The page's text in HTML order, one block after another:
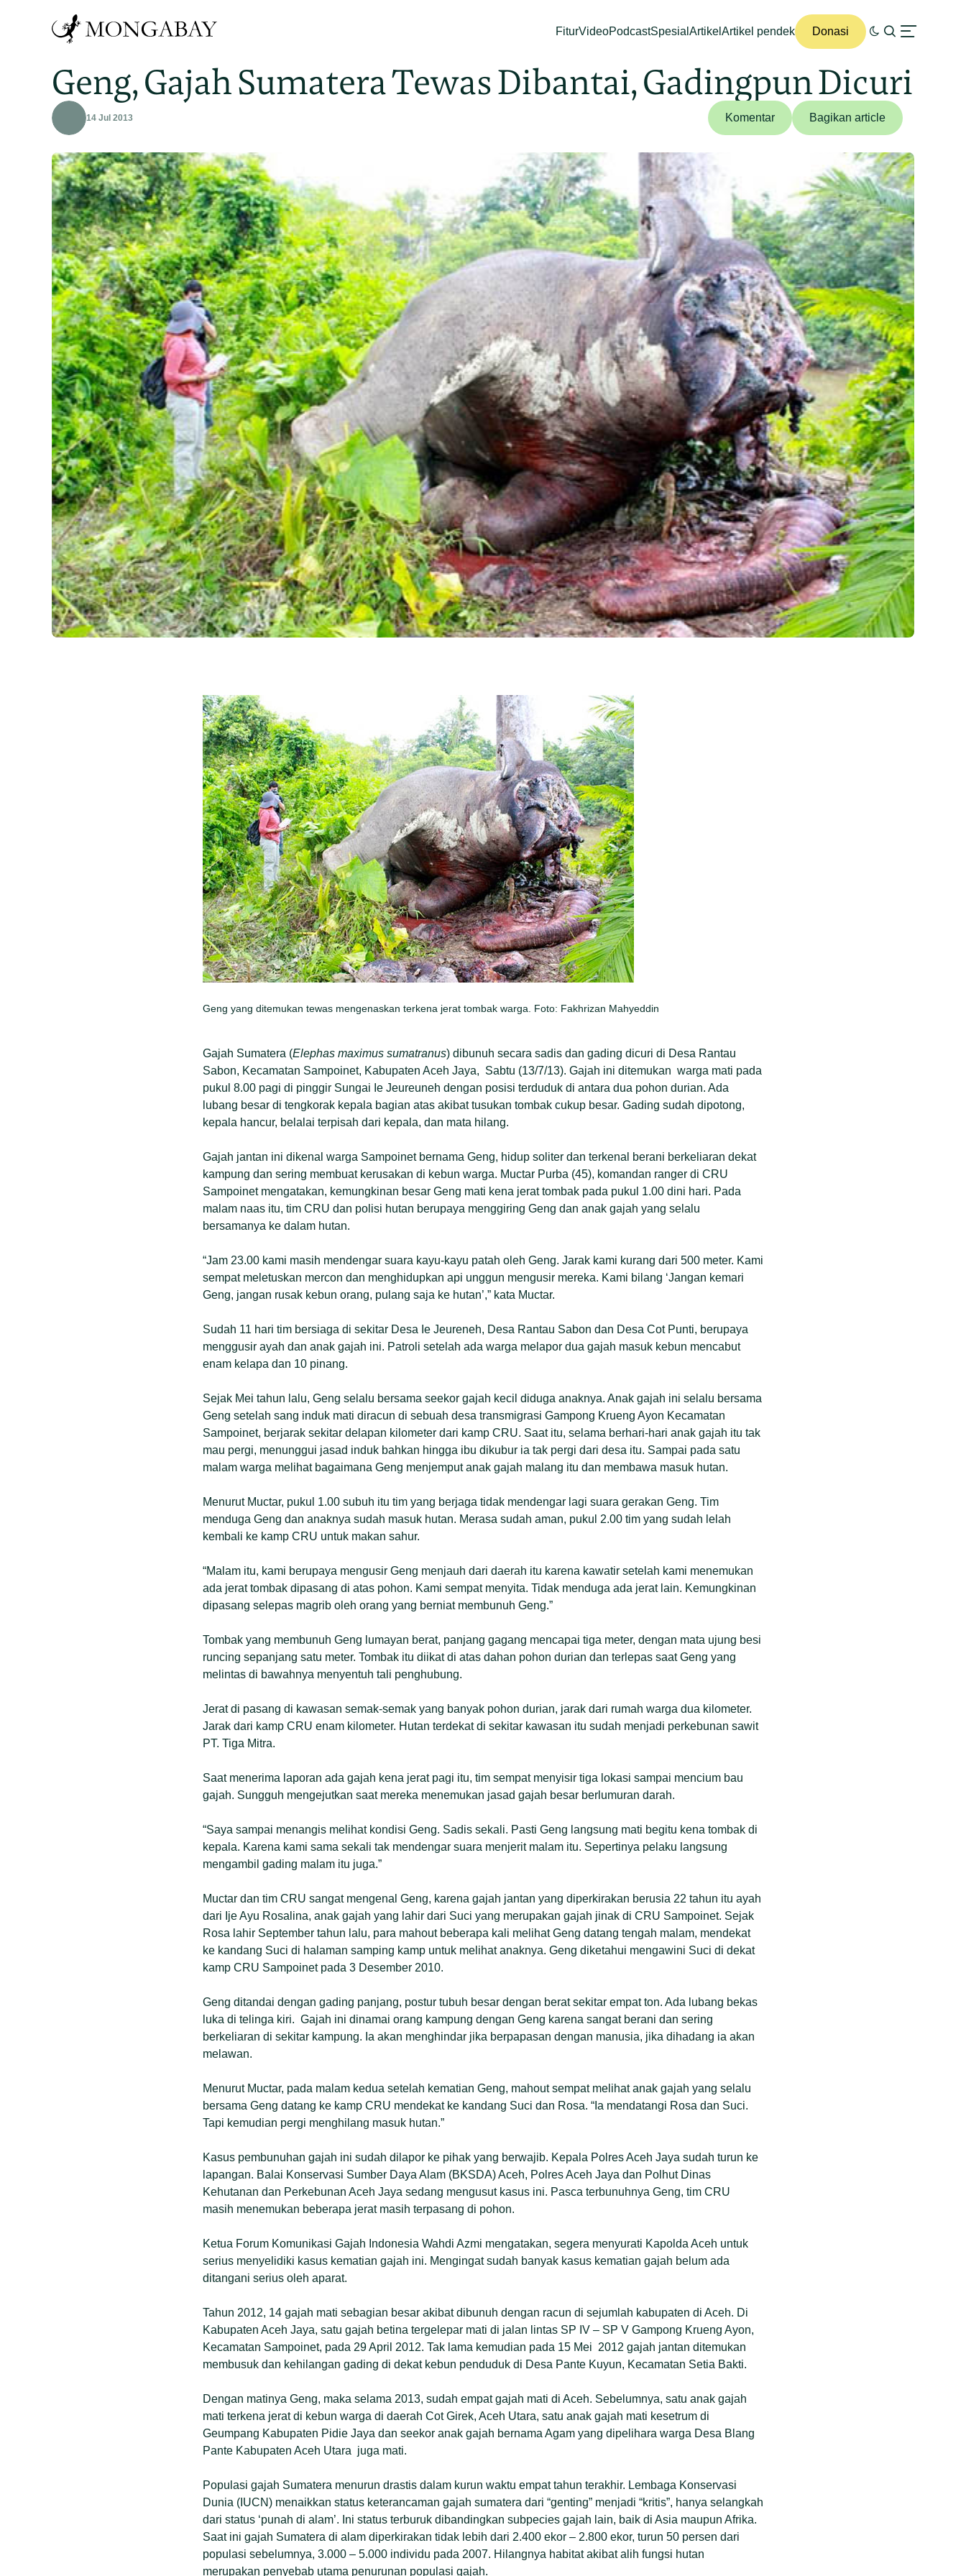
FiturVideoPodcastSpesial Artikel Artikel pendek Donasi
Geng, Gajah Sumatera Tewas Dibantai, Gadingpun Dicuri
14 Jul 2013 Komentar Bagikan article
Geng yang ditemukan tewas mengenaskan terkena jerat tombak warga. Foto: Fakhrizan Mahyeddin
Gajah Sumatera (Elephas maximus sumatranus) dibunuh secara sadis dan gading dicuri di Desa Rantau
Sabon, Kecamatan Sampoinet, Kabupaten Aceh Jaya, Sabtu (13/7/13). Gajah ini ditemukan warga mati pada
pukul 8.00 pagi di pinggir Sungai Ie Jeureuneh dengan posisi terduduk di antara dua pohon durian. Ada
lubang besar di tengkorak kepala bagian atas akibat tusukan tombak cukup besar. Gading sudah dipotong,
kepala hancur, belalai terpisah dari kepala, dan mata hilang.
Gajah jantan ini dikenal warga Sampoinet bernama Geng, hidup soliter dan terkenal berani berkeliaran dekat
kampung dan sering membuat kerusakan di kebun warga. Muctar Purba (45), komandan ranger di CRU
Sampoinet mengatakan, kemungkinan besar Geng mati kena jerat tombak pada pukul 1.00 dini hari. Pada
malam naas itu, tim CRU dan polisi hutan berupaya menggiring Geng dan anak gajah yang selalu
bersamanya ke dalam hutan.
“Jam 23.00 kami masih mendengar suara kayu-kayu patah oleh Geng. Jarak kami kurang dari 500 meter. Kami
sempat meletuskan mercon dan menghidupkan api unggun mengusir mereka. Kami bilang ‘Jangan kemari
Geng, jangan rusak kebun orang, pulang saja ke hutan’,” kata Muctar.
Sudah 11 hari tim bersiaga di sekitar Desa Ie Jeureneh, Desa Rantau Sabon dan Desa Cot Punti, berupaya
menggusir ayah dan anak gajah ini. Patroli setelah ada warga melapor dua gajah masuk kebun mencabut
enam kelapa dan 10 pinang.
Sejak Mei tahun lalu, Geng selalu bersama seekor gajah kecil diduga anaknya. Anak gajah ini selalu bersama
Geng setelah sang induk mati diracun di sebuah desa transmigrasi Gampong Krueng Ayon Kecamatan
Sampoinet, berjarak sekitar delapan kilometer dari kamp CRU. Saat itu, selama berhari-hari anak gajah itu tak
mau pergi, menunggui jasad induk bahkan hingga ibu dikubur ia tak pergi dari desa itu. Sampai pada satu
malam warga melihat bagaimana Geng menjemput anak gajah malang itu dan membawa masuk hutan.
Menurut Muctar, pukul 1.00 subuh itu tim yang berjaga tidak mendengar lagi suara gerakan Geng. Tim
menduga Geng dan anaknya sudah masuk hutan. Merasa sudah aman, pukul 2.00 tim yang sudah lelah
kembali ke kamp CRU untuk makan sahur.
“Malam itu, kami berupaya mengusir Geng menjauh dari daerah itu karena kawatir setelah kami menemukan
ada jerat tombak dipasang di atas pohon. Kami sempat menyita. Tidak menduga ada jerat lain. Kemungkinan
dipasang selepas magrib oleh orang yang berniat membunuh Geng.”
Tombak yang membunuh Geng lumayan berat, panjang gagang mencapai tiga meter, dengan mata ujung besi
runcing sepanjang satu meter. Tombak itu diikat di atas dahan pohon durian dan terlepas saat Geng yang
melintas di bawahnya menyentuh tali penghubung.
Jerat di pasang di kawasan semak-semak yang banyak pohon durian, jarak dari rumah warga dua kilometer.
Jarak dari kamp CRU enam kilometer. Hutan terdekat di sekitar kawasan itu sudah menjadi perkebunan sawit
PT. Tiga Mitra.
Saat menerima laporan ada gajah kena jerat pagi itu, tim sempat menyisir tiga lokasi sampai mencium bau
gajah. Sungguh mengejutkan saat mereka menemukan jasad gajah besar berlumuran darah.
“Saya sampai menangis melihat kondisi Geng. Sadis sekali. Pasti Geng langsung mati begitu kena tombak di
kepala. Karena kami sama sekali tak mendengar suara menjerit malam itu. Sepertinya pelaku langsung
mengambil gading malam itu juga.”
Muctar dan tim CRU sangat mengenal Geng, karena gajah jantan yang diperkirakan berusia 22 tahun itu ayah
dari Ije Ayu Rosalina, anak gajah yang lahir dari Suci yang merupakan gajah jinak di CRU Sampoinet. Sejak
Rosa lahir September tahun lalu, para mahout beberapa kali melihat Geng datang tengah malam, mendekat
ke kandang Suci di halaman samping kamp untuk melihat anaknya. Geng diketahui mengawini Suci di dekat
kamp CRU Sampoinet pada 3 Desember 2010.
Geng ditandai dengan gading panjang, postur tubuh besar dengan berat sekitar empat ton. Ada lubang bekas
luka di telinga kiri. Gajah ini dinamai orang kampung dengan Geng karena sangat berani dan sering
berkeliaran di sekitar kampung. Ia akan menghindar jika berpapasan dengan manusia, jika dihadang ia akan
melawan.
Menurut Muctar, pada malam kedua setelah kematian Geng, mahout sempat melihat anak gajah yang selalu
bersama Geng datang ke kamp CRU mendekat ke kandang Suci dan Rosa. “Ia mendatangi Rosa dan Suci.
Tapi kemudian pergi menghilang masuk hutan.”
Kasus pembunuhan gajah ini sudah dilapor ke pihak yang berwajib. Kepala Polres Aceh Jaya sudah turun ke
lapangan. Balai Konservasi Sumber Daya Alam (BKSDA) Aceh, Polres Aceh Jaya dan Polhut Dinas
Kehutanan dan Perkebunan Aceh Jaya sedang mengusut kasus ini. Pasca terbunuhnya Geng, tim CRU
masih menemukan beberapa jerat masih terpasang di pohon.
Ketua Forum Komunikasi Gajah Indonesia Wahdi Azmi mengatakan, segera menyurati Kapolda Aceh untuk
serius menyelidiki kasus kematian gajah ini. Mengingat sudah banyak kasus kematian gajah belum ada
ditangani serius oleh aparat.
Tahun 2012, 14 gajah mati sebagian besar akibat dibunuh dengan racun di sejumlah kabupaten di Aceh. Di
Kabupaten Aceh Jaya, satu gajah betina tergelepar mati di jalan lintas SP IV – SP V Gampong Krueng Ayon,
Kecamatan Sampoinet, pada 29 April 2012. Tak lama kemudian pada 15 Mei 2012 gajah jantan ditemukan
membusuk dan kehilangan gading di dekat kebun penduduk di Desa Pante Kuyun, Kecamatan Setia Bakti.
Dengan matinya Geng, maka selama 2013, sudah empat gajah mati di Aceh. Sebelumnya, satu anak gajah
mati terkena jerat di kebun warga di daerah Cot Girek, Aceh Utara, satu anak gajah mati kesetrum di
Geumpang Kabupaten Pidie Jaya dan seekor anak gajah bernama Agam yang dipelihara warga Desa Blang
Pante Kabupaten Aceh Utara juga mati.
Populasi gajah Sumatera menurun drastis dalam kurun waktu empat tahun terakhir. Lembaga Konservasi
Dunia (IUCN) menaikkan status keterancaman gajah sumatera dari “genting” menjadi “kritis”, hanya selangkah
dari status ‘punah di alam’. Ini status terburuk dibandingkan subpecies gajah lain, baik di Asia maupun Afrika.
Saat ini gajah Sumatera di alam diperkirakan tidak lebih dari 2.400 ekor – 2.800 ekor, turun 50 persen dari
populasi sebelumnya, 3.000 – 5.000 individu pada 2007. Hilangnya habitat akibat alih fungsi hutan
merupakan penyebab utama penurunan populasi gajah.